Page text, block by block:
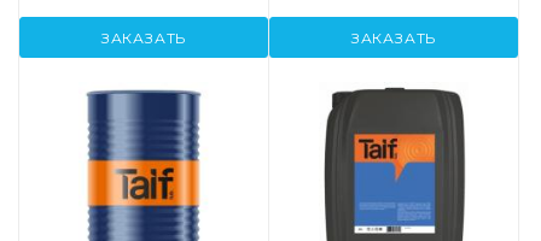
ЗАКАЗАТЬ ЗАКАЗАТЬ